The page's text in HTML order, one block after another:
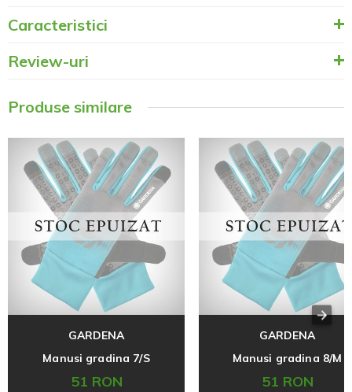
Caracteristici
Review-uri
Produse similare
GARDENA
Manusi gradina 7/S
51 RON
GARDENA
Manusi gradina 8/M
51 RON